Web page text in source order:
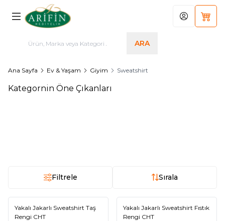
ARA
Hesabım
Ana Sayfa Ev & Yaşam Giyim Sweatshirt
Kategornin Öne Çıkanları
Filtrele Sırala
Yeni
Yakalı Jakarlı Sweatshirt Taş
Rengi CHT
Yeni
Yakalı Jakarlı Sweatshirt Fıstık
Rengi CHT